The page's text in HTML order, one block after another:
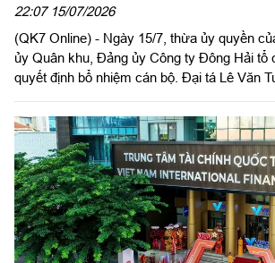
Công ty
22:07 15/07/2026
(QK7 Online) - Ngày 15/7, thừa ủy quyền
ủy Quân khu, Đảng ủy Công ty Đông Hải tổ
quyết định bổ nhiệm cán bộ. Đại tá Lê Văn